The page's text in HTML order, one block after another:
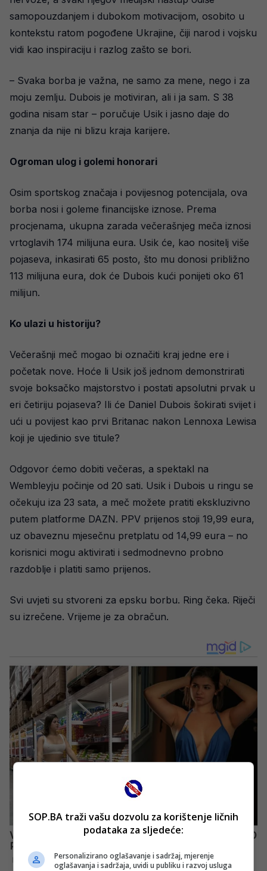
samopouzdanjem i dubokom motivacijom, osobito u
kontekstu ratom pogođene Ukrajine, čiji narod i vojsku
vidi kao inspiraciju i razlog zašto se bori.
– Svaka borba je važna, ne samo za mene, nego i za
moju zemlju. Dubois je motiviran, ali i ja sam. S 38
godina nisam star – poručuje Usik i jasno daje do
znanja da nije ni blizu kraja karijere.
Ogroman ulog i golemi honorari
Osim sportskog značaja i povijesnog potencijala, ova
borba nosi i goleme financijske iznose. Prema
procjenama, ukupna zarada večerašnjeg meča iznosi
vrtoglavih 174 milijuna eura. Usik će, kao nositelj više
pojaseva, inkasirati 65 posto, što mu donosi približno
113 milijuna eura, dok će Dubois kući ponijeti oko 61
milijun.
Ko ulazi u historiju?
Večerašnji meč mogao bi označiti kraj jedne ere i
početak nove. Hoće li Usik još jednom demonstrirati
svoje boksačko majstorstvo i postati apsolutni prvak u
eri četiriju pojaseva? Ili će Daniel Dubois šokirati svijet i
ući u povijest kao prvi Britanac nakon Lennoxa Lewisa
koji je ujedinio sve titule?
Odgovor ćemo dobiti večeras, a spektakl na
Wembleyju počinje od 20 sati. Usik i Dubois u ringu se
očekuju iza 23 sata, a meč možete pratiti ekskluzivno
putem platforme DAZN. PPV prijenos stoji 19,99 eura,
uz obaveznu mjesečnu pretplatu od 14,99 eura – no
korisnici mogu aktivirati i sedmodnevno probno
razdoblje i platiti samo prijenos.
Svi uvjeti su stvoreni za epsku borbu. Ring čeka. Riječi
su izrečene. Vrijeme je za obračun.
SOP.BA traži vašu dozvolu za korištenje ličnih
podataka za sljedeće:
Personalizirano oglašavanje i sadržaj, mjerenje
oglašavanja i sadržaja, uvidi u publiku i razvoj usluga